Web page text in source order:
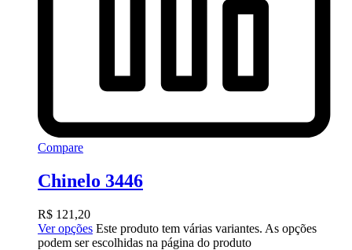
Compare
Chinelo 3446
R$ 121,20
Ver opções Este produto tem várias variantes. As opções
podem ser escolhidas na página do produto